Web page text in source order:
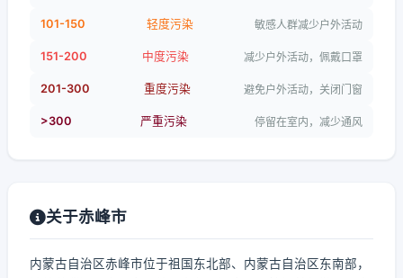
101-150 轻度污染 敏感人群减少户外活动
151-200 中度污染 减少户外活动，佩戴口罩
201-300 重度污染 避免户外活动，关闭门窗
>300 严重污染 停留在室内，减少通风
关于赤峰市
内蒙古自治区赤峰市位于祖国东北部、内蒙古自治区东南部，